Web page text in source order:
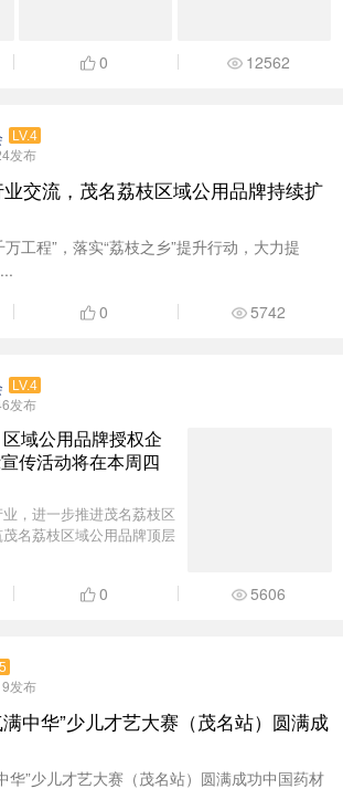
0 12562
LV.4
发布
业交流，茂名荔枝区域公用品牌持续扩
工程”，落实“荔枝之乡”提升行动，大力提
0 5742
LV.4
发布
域公用品牌授权企
传活动将在本周四
，进一步推进茂名荔枝区
名荔枝区域公用品牌顶层
0 5606
发布
中华”少儿才艺大赛（茂名站）圆满成
华”少儿才艺大赛（茂名站）圆满成功中国药材